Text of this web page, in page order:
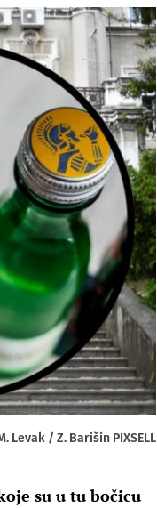
Levak / Z. Barišin PIXSELL
su u tu bočicu